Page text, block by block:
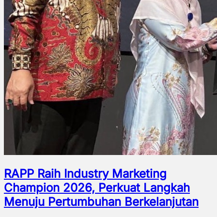
RAPP Raih Industry Marketing
Champion 2026, Perkuat Langkah
Menuju Pertumbuhan Berkelanjutan